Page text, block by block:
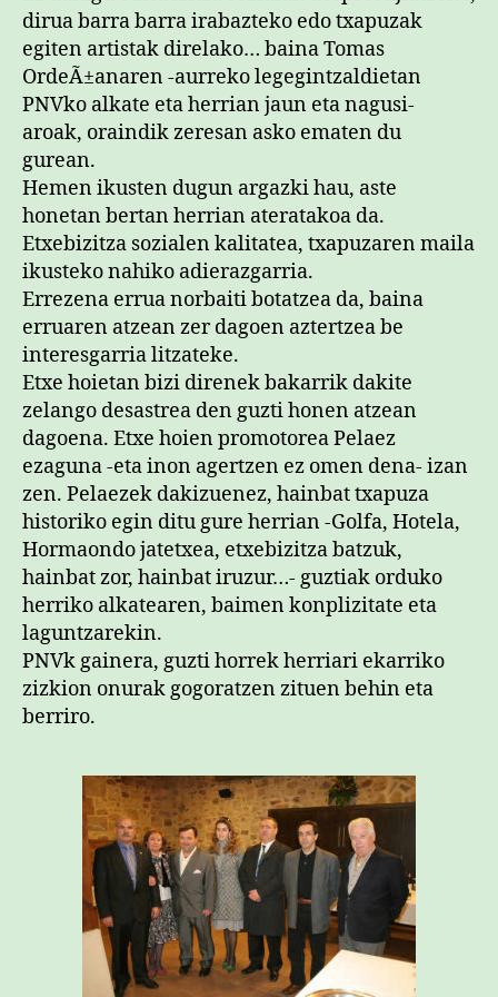
dirua barra barra irabazteko edo txapuzak
egiten artistak direlako… baina Tomas
OrdeÃ±anaren -aurreko legegintzaldietan
PNVko alkate eta herrian jaun eta nagusi-
aroak, oraindik zeresan asko ematen du
gurean.
Hemen ikusten dugun argazki hau, aste
honetan bertan herrian ateratakoa da.
Etxebizitza sozialen kalitatea, txapuzaren maila
ikusteko nahiko adierazgarria.
Errezena errua norbaiti botatzea da, baina
erruaren atzean zer dagoen aztertzea be
interesgarria litzateke.
Etxe hoietan bizi direnek bakarrik dakite
zelango desastrea den guzti honen atzean
dagoena. Etxe hoien promotorea Pelaez
ezaguna -eta inon agertzen ez omen dena- izan
zen. Pelaezek dakizuenez, hainbat txapuza
historiko egin ditu gure herrian -Golfa, Hotela,
Hormaondo jatetxea, etxebizitza batzuk,
hainbat zor, hainbat iruzur…- guztiak orduko
herriko alkatearen, baimen konplizitate eta
laguntzarekin.
PNVk gainera, guzti horrek herriari ekarriko
zizkion onurak gogoratzen zituen behin eta
berriro.